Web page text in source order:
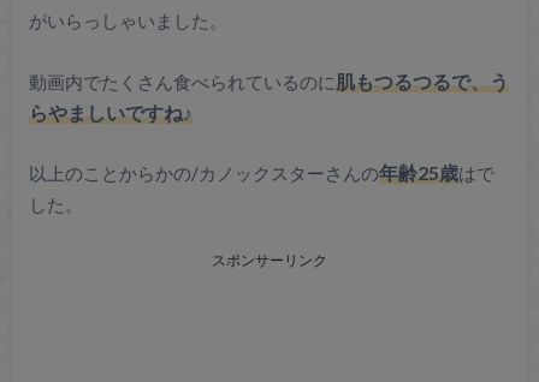
がいらっしゃいました。
動画内でたくさん食べられているのに肌もつるつるで、う
らやましいですね♪
以上のことからかの/カノックスターさんの年齢25歳はで
した。
スポンサーリンク